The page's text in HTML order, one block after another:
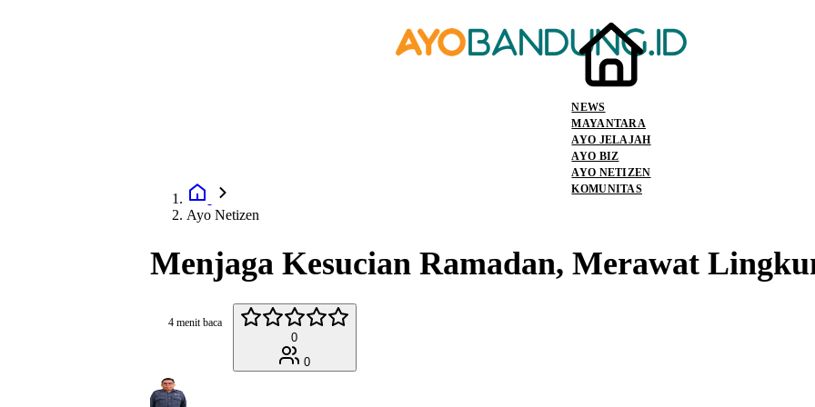
NEWS
MAYANTARA
AYO JELAJAH
AYO BIZ
AYO NETIZEN
KOMUNITAS
Ayo Netizen
Menjaga Kesucian Ramadan, Merawat
4 menit baca
0
0